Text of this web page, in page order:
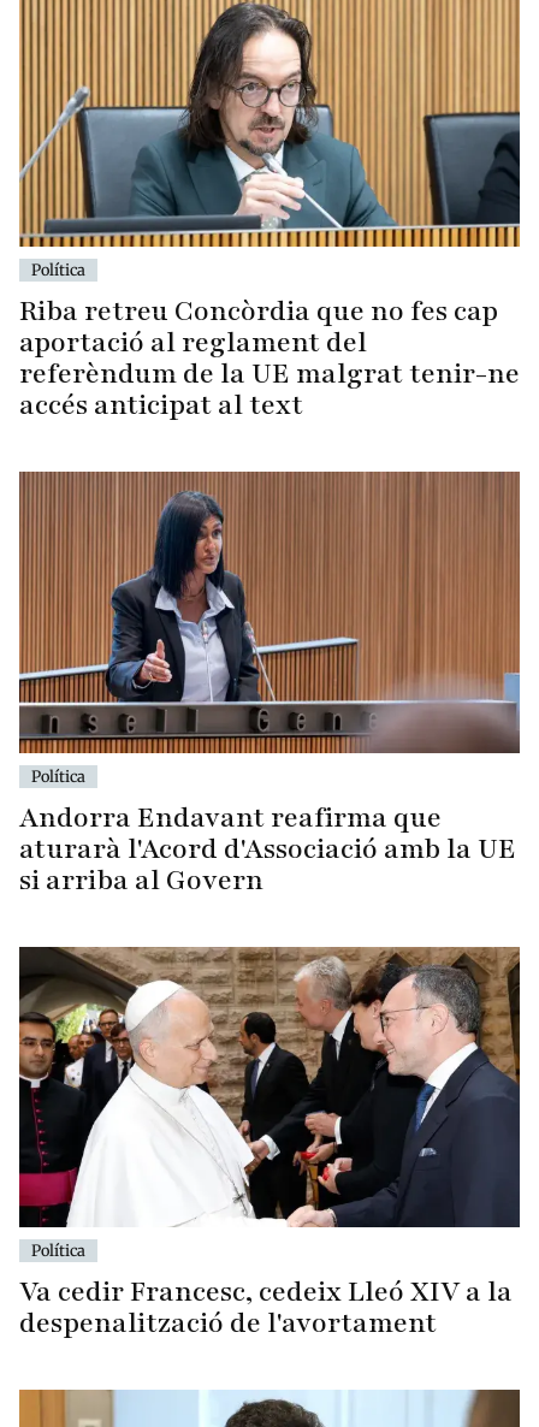
Política
Riba retreu Concòrdia que no fes cap
aportació al reglament del
referèndum de la UE malgrat tenir-ne
accés anticipat al text
Política
Andorra Endavant reafirma que
aturarà l'Acord d'Associació amb la UE
si arriba al Govern
Política
Va cedir Francesc, cedeix Lleó XIV a la
despenalització de l'avortament